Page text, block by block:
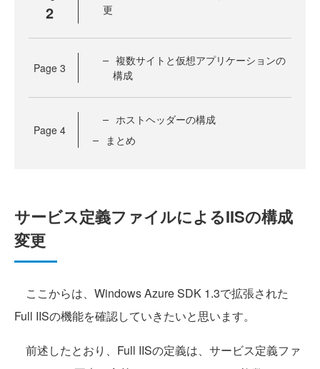
2
更
Page 3
複数サイトと仮想アプリケーションの
構成
Page 4
ホストヘッダーの構成
まとめ
サービス定義ファイルによるIISの構成
変更
ここからは、Windows Azure SDK 1.3で拡張された
Full IISの機能を確認していきたいと思います。
前述したとおり、Full IISの定義は、サービス定義ファ